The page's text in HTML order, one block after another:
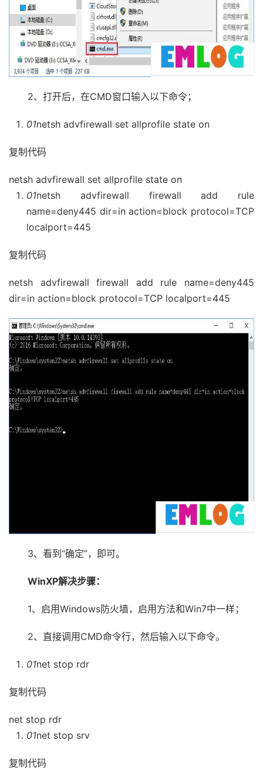
2、打开后，在CMD窗口输入以下命令；
01netsh advfirewall set allprofile state on
复制代码
netsh advfirewall set allprofile state on
01netsh advfirewall firewall add rule
name=deny445 dir=in action=block protocol=TCP
localport=445
复制代码
netsh advfirewall firewall add rule name=deny445
dir=in action=block protocol=TCP localport=445
3、看到“确定”，即可。
WinXP解决步骤：
1、启用Windows防火墙，启用方法和Win7中一样；
2、直接调用CMD命令行，然后输入以下命令。
01net stop rdr
复制代码
net stop rdr
01net stop srv
复制代码